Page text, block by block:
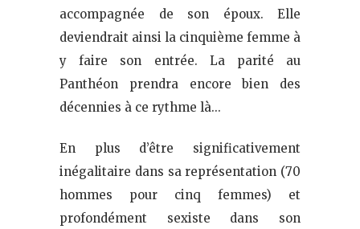
accompagnée de son époux. Elle
deviendrait ainsi la cinquième femme à
y faire son entrée. La parité au
Panthéon prendra encore bien des
décennies à ce rythme là…
En plus d’être significativement
inégalitaire dans sa représentation (70
hommes pour cinq femmes) et
profondément sexiste dans son